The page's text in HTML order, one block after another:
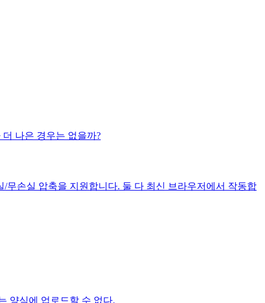
나은 경우는 없을까?
무손실 압축을 지원합니다. 둘 다 최신 브라우저에서 작동합
양식에 업로드할 수 없다.